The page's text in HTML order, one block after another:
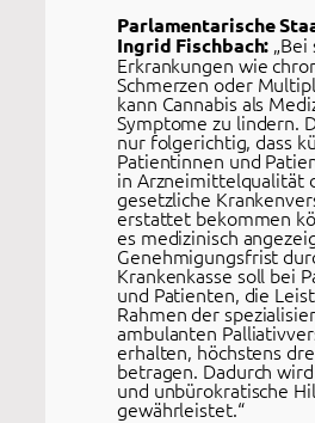
Parlamentarische
Ingrid Fischbach:
Erkrankungen wie
Schmerzen oder
kann Cannabis als
Symptome zu lindern.
nur folgerichtig, dass
Patientinnen und
in Arzneimittelqualität
gesetzliche
erstattet bekommen
es medizinisch
Genehmigungsfrist
Krankenkasse soll bei
und Patienten, die
Rahmen der
ambulanten
erhalten, höchstens
betragen. Dadurch
und unbürokratische
gewährleistet.“